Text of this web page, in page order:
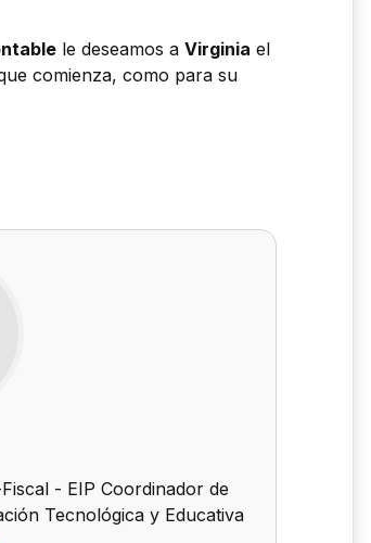
le deseamos a Virginia el
comienza, como para su
- EIP Coordinador de
Tecnológica y Educativa